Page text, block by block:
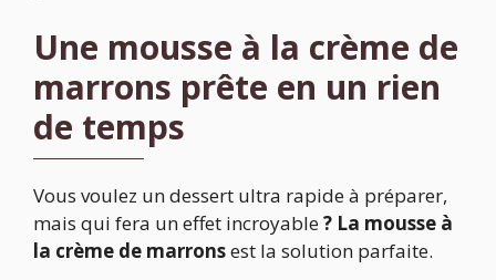
Une mousse à la crème de
marrons prête en un rien
de temps
Vous voulez un dessert ultra rapide à préparer,
mais qui fera un effet incroyable? La mousse à
la crème de marronsest la solution parfaite.